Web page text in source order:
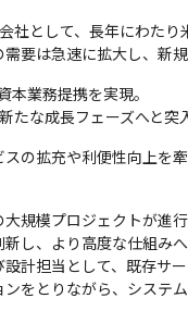
として、長年にわたり
要は急速に拡大し、新
業務提携を実現。
たな成長フェーズへと
の拡充や利便性向上を
規模プロジェクトが進行
し、より高度な仕組み
計担当として、既存サ
をとりながら、システ